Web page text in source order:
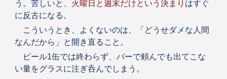
う。苦しいと、 火曜日と週末だけという決まり はすぐ
に反古になる。
こういうとき、よくないのは、「どうせダメな人間
なんだから」と開き直ること。
ビール1缶では終わらず、バーで頼んでも出てこな
い量をグラスに注ぎ呑んでしまう。